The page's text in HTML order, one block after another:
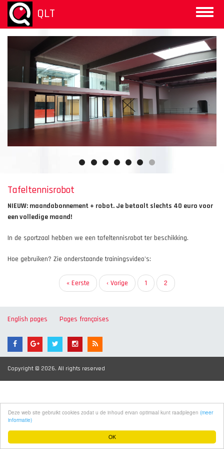
OK
Deze web site gebruikt cookies zodat u de inhoud ervan optimaal kunt raadplegen (meer
informatie)
Overslaan
naar
Toggle
QLT
Tafeltennisrobot
NIEUW: maandabonnement + robot. Je betaalt slechts 40 euro voor
een volledige maand!
In de sportzaal hebben we een tafeltennisrobot ter beschikking.
Hoe gebruiken? Zie onderstaande trainingsvideo's:
Eerste
pagina
« Eerste
Vorige
pagina
‹ Vorige Pagina
1
Huidige
pagina
2
English pages Pages françaises
Copyright © 2026. All rights reserved